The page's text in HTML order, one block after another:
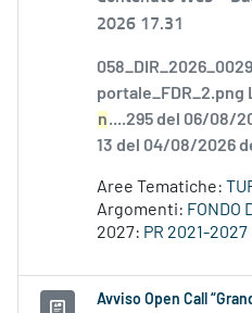
2026 17.31
portale_FDR_2.png
n....295 del 06/08/
13 del 04/08/2026
Aree Tematiche:
Argomenti: FONDO
2027: PR 2021-2027
Avviso Open Call